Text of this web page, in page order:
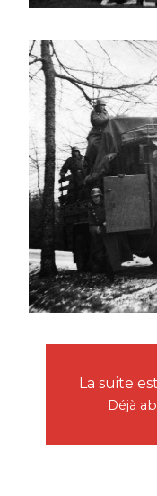
La suite
Déjà